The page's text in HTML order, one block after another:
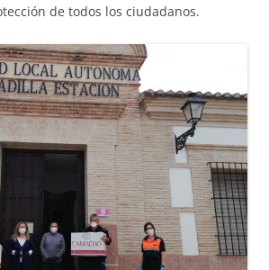
de todos los ciudadanos.